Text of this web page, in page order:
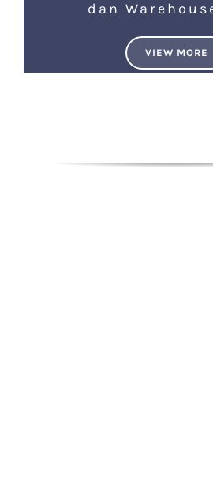
dan
VIEW MORE